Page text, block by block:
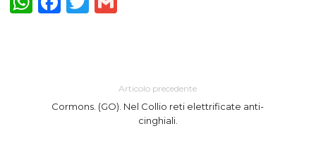
Articolo precedente
Cormons. (GO). Nel Collio reti elettrificate anti-
cinghiali.